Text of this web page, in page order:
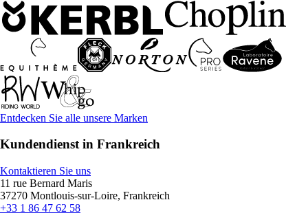
Entdecken Sie alle unsere Marken
Kundendienst in Frankreich
Kontaktieren Sie uns
11 rue Bernard Maris
37270 Montlouis-sur-Loire, Frankreich
+33 1 86 47 62 58